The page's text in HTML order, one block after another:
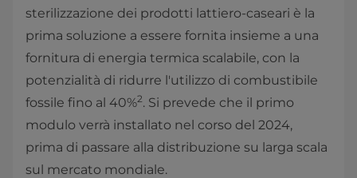
sterilizzazione dei prodotti lattiero-caseari è la
prima soluzione a essere fornita insieme a una
fornitura di energia termica scalabile, con la
potenzialità di ridurre l'utilizzo di combustibile
fossile fino al 40%2. Si prevede che il primo
modulo verrà installato nel corso del 2024,
prima di passare alla distribuzione su larga scala
sul mercato mondiale.